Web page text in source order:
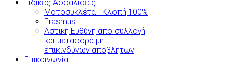
Ειδικές Ασφαλίσεις
Μοτοσυκλέτα - Κλοπή 100%
Erasmus
Αστική Ευθύνη από συλλογή
και μεταφορά μη
επικινδύνων αποβλήτων
Επικοινωνία